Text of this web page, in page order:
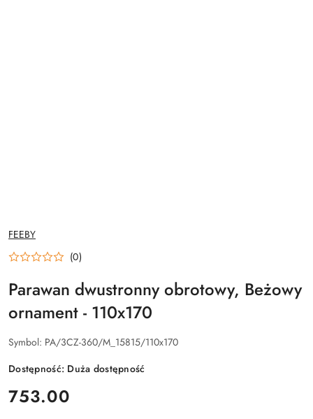
NAZWA
PRODUCENTA:
FEEBY
(0)
Parawan dwustronny obrotowy, Beżowy
ornament - 110x170
Symbol: PA/3CZ-360/M_15815/110x170
Dostępność: Duża dostępność
cena:
753.00